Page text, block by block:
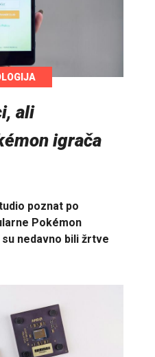
ali
igrača
poznat po
Pokémon
nedavno bili žrtve